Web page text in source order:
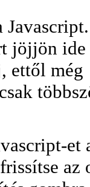
Javascript.
jöjjön ide
ettől még
et
az